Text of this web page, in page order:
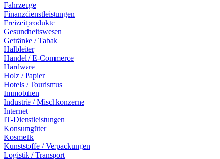
Fahrzeuge
Finanzdienstleistungen
Freizeitprodukte
Gesundheitswesen
Getränke / Tabak
Halbleiter
Handel / E-Commerce
Hardware
Holz / Papier
Hotels / Tourismus
Immobilien
Industrie / Mischkonzerne
Internet
IT-Dienstleistungen
Konsumgüter
Kosmetik
Kunststoffe / Verpackungen
Logistik / Transport